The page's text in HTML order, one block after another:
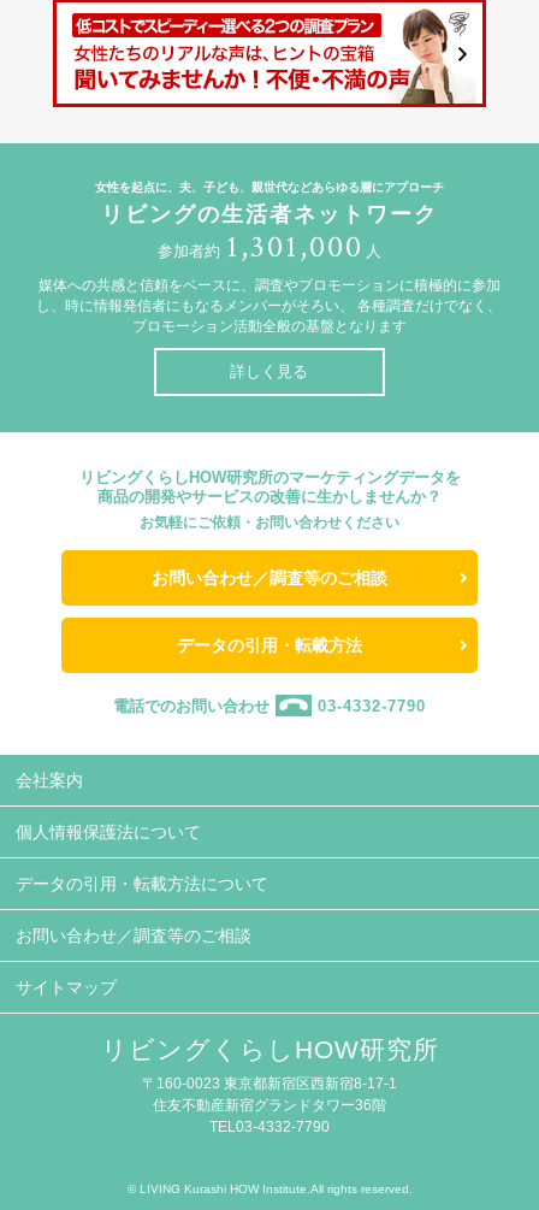
女性を起点に、夫、子ども、親世代などあらゆる層にアプローチ
リビングの生活者ネットワーク
参加者約 1,301,000 人
媒体への共感と信頼をベースに、調査やプロモーションに積極的に参加
し、時に情報発信者にもなるメンバーがそろい、
各種調査だけでなく、
プロモーション活動全般の基盤となります
詳しく見る
リビングくらしHOW研究所のマーケティングデータを
商品の開発やサービスの改善に生かしませんか？
お気軽にご依頼・お問い合わせください
お問い合わせ／調査等のご相談
データの引用・転載方法
電話でのお問い合わせ 03-4332-7790
会社案内
個人情報保護法について
データの引用・転載方法について
お問い合わせ／調査等のご相談
サイトマップ
リビングくらしHOW研究所
〒160-0023 東京都新宿区西新宿8-17-1
住友不動産新宿グランドタワー36階
TEL03-4332-7790
© LIVING Kurashi HOW Institute.All rights reserved.